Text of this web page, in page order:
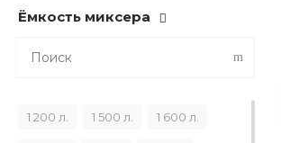
Ёмкость миксера
1 200 л. 1 500 л. 1 600 л.